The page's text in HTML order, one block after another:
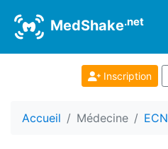
MedShake.net
Inscription
Accueil Médecine ECN